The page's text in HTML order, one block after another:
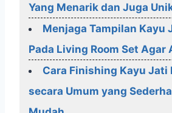
Yang Menarik dan Juga
Menjaga Tampilan Kayu
Pada Living Room Set Agar
Cara Finishing Kayu Jati
secara Umum yang